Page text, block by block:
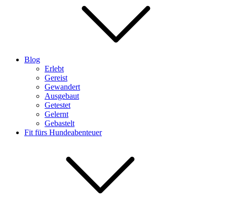
Blog
Erlebt
Gereist
Gewandert
Ausgebaut
Getestet
Gelernt
Gebastelt
Fit fürs Hundeabenteuer